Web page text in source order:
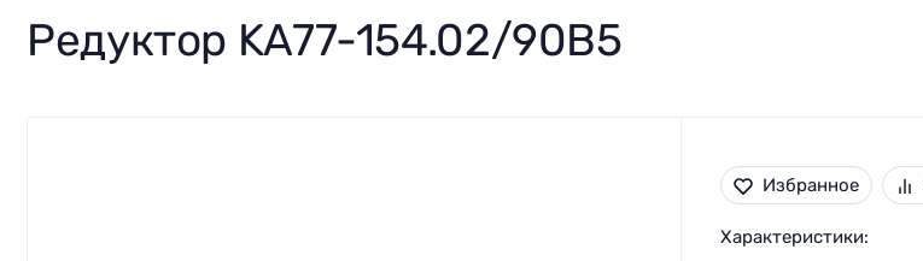
Редуктор KA77-154.02/90В5
Избранное
Характеристики: